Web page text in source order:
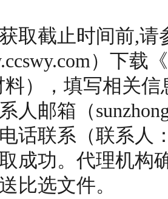
取截止时间前,
）下载
），填写相关
人邮箱（
话联系（联系人
成功。代理机构
比选文件。